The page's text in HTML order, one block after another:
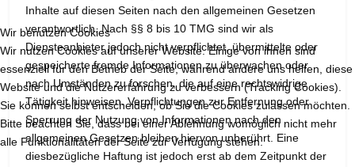
Inhalte auf diesen Seiten nach den allgemeinen Gesetzen
verantwortlich. Nach §§ 8 bis 10 TMG sind wir als
Diensteanbieter jedoch nicht verpflichtet, übermittelte oder
gespeicherte fremde Informationen zu überwachen oder
nach Umständen zu forschen, die auf eine rechtswidrige
Tätigkeit hinweisen. Verpflichtungen zur Entfernung oder
Sperrung der Nutzung von Informationen nach den
allgemeinen Gesetzen bleiben hiervon unberührt. Eine
diesbezügliche Haftung ist jedoch erst ab dem Zeitpunkt der
Wir benutzen Cookies
Wir nutzen Cookies auf unserer Website. Einige von ihnen sind
essenziell für den Betrieb der Seite, während andere uns helfen, diese
Website und die Nutzererfahrung zu verbessern (Tracking Cookies).
Sie können selbst entscheiden, ob Sie die Cookies zulassen möchten.
Bitte beachten Sie, dass bei einer Ablehnung womöglich nicht mehr
alle Funktionalitäten der Seite zur Verfügung stehen.